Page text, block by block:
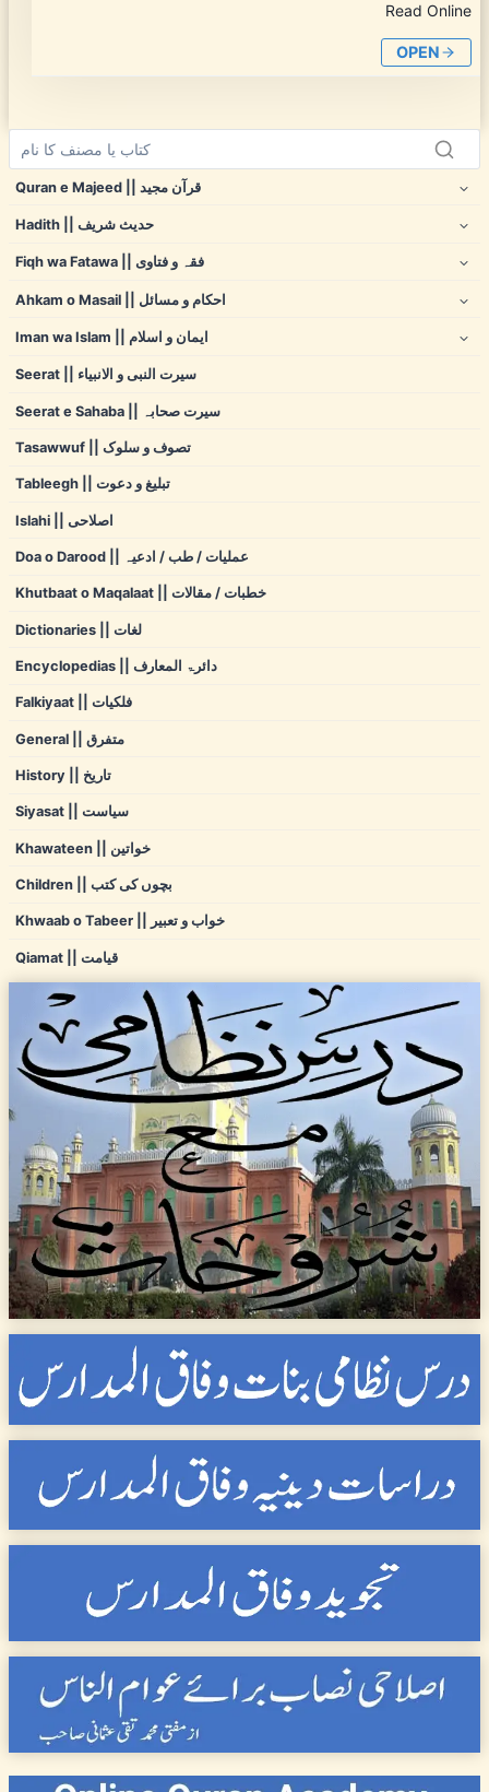
Read Online
OPEN
Quran e Majeed || قرآن مجید
Hadith || حدیث شریف
Fiqh wa Fatawa || فقہ و فتاوی
Ahkam o Masail || احکام و مسائل
Iman wa Islam || ایمان و اسلام
Seerat || سیرت النبی و الانبیاء
Seerat e Sahaba || سیرت صحابہ
Tasawwuf || تصوف و سلوک
Tableegh || تبلیغ و دعوت
Islahi || اصلاحی
Doa o Darood || عملیات / طب / ادعیہ
Khutbaat o Maqalaat || خطبات / مقالات
Dictionaries || لغات
Encyclopedias || دائرۃ المعارف
Falkiyaat || فلکیات
General || متفرق
History || تاریخ
Siyasat || سیاست
Khawateen || خواتین
Children || بچوں کی کتب
Khwaab o Tabeer || خواب و تعبیر
Qiamat || قیامت